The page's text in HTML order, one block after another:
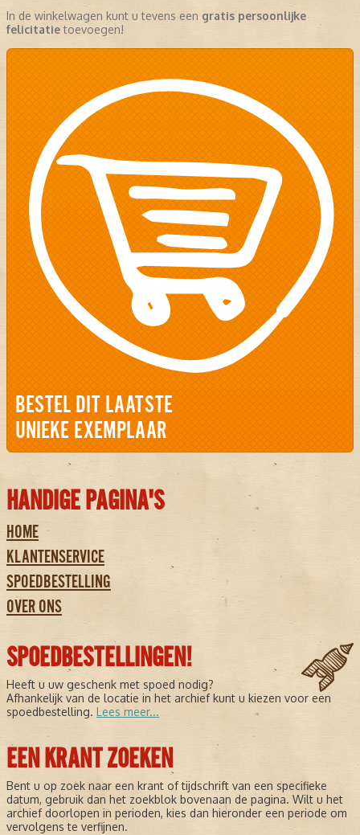
In de winkelwagen kunt u tevens een gratis persoonlijke
felicitatietoevoegen!
BESTEL DIT LAATSTE
UNIEKE EXEMPLAAR
HANDIGE PAGINA'S
HOME
KLANTENSERVICE
SPOEDBESTELLING
OVER ONS
SPOEDBESTELLINGEN!
Heeft u uw geschenk met spoed nodig?
Afhankelijk van de locatie in het archief kunt u kiezen voor een
spoedbestelling. Lees meer...
EEN KRANT ZOEKEN
Bent u op zoek naar een krant of tijdschrift van een specifieke
datum, gebruik dan het zoekblok bovenaan de pagina. Wilt u het
archief doorlopen in perioden, kies dan hieronder een periode om
vervolgens te verfijnen.